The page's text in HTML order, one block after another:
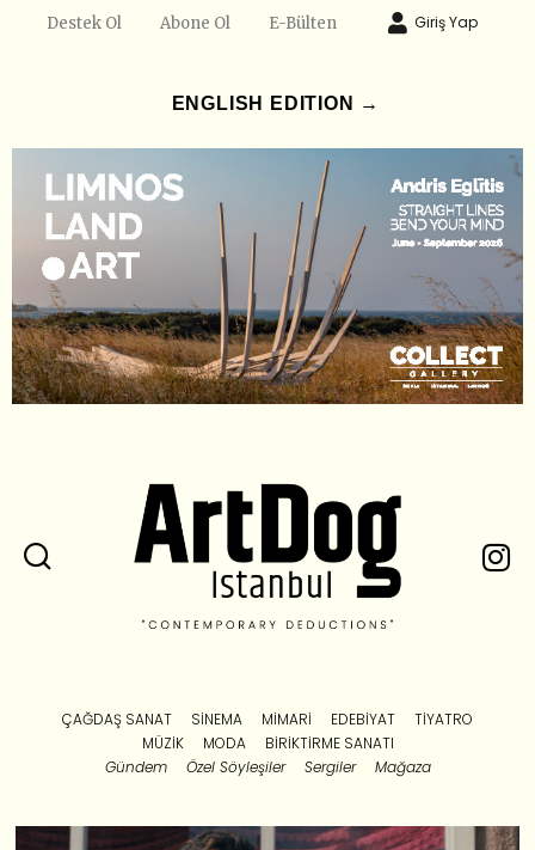
Destek Ol Abone Ol E-Bülten Giriş Yap
ENGLISH EDITION →
ÇAĞDAŞ SANAT SINEMA MIMARI EDEBIYAT
TIYATRO
MÜZIK
MODA
BIRIKTIRME SANATI
Gündem
Özel Söyleşiler Sergiler Mağaza